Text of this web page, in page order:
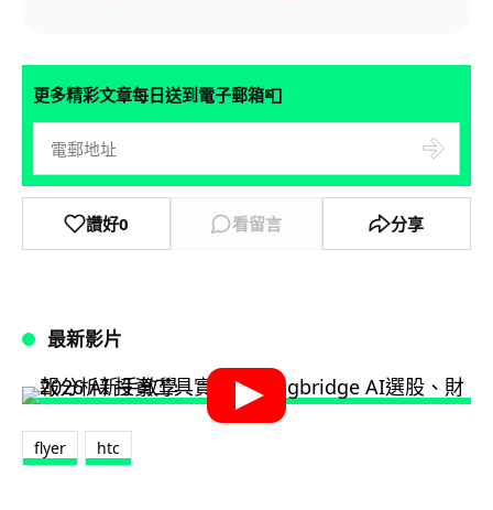
更多精彩文章每日送到電子郵箱📮
讚好0 看留言 分享
最新影片
flyer htc